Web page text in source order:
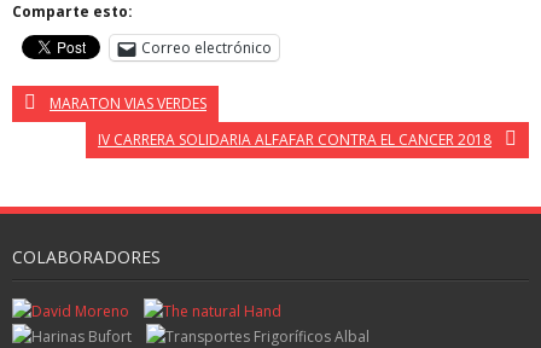
Comparte esto:
Correo electrónico
MARATON VIAS VERDES
IV CARRERA SOLIDARIA ALFAFAR CONTRA EL CANCER 2018
COLABORADORES